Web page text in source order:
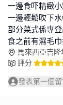
一邊食吓精緻
一邊輕鬆吹下
部分菜式係專
食之前有濕毛
馬來西亞吉隆
評分
發表第一個